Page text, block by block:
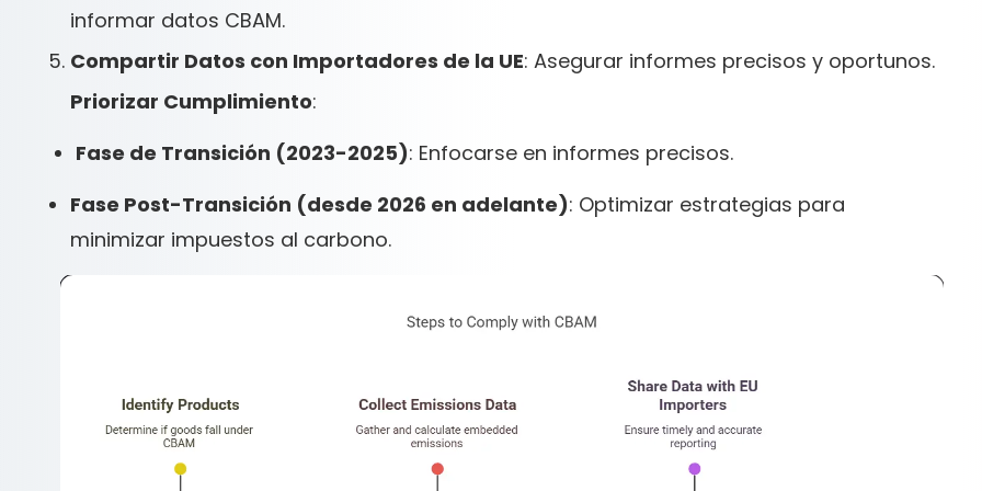
informar datos CBAM.
Compartir Datos con Importadores de la UE: Asegurar informes precisos y oportunos.
Priorizar Cumplimiento:
Fase de Transición (2023-2025): Enfocarse en informes precisos.
Fase Post-Transición (desde 2026 en adelante): Optimizar estrategias para
minimizar impuestos al carbono.